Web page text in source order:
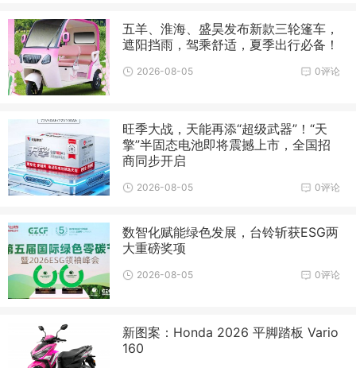
五羊、淮海、盛昊发布新款三轮篷车，
遮阳挡雨，驾乘舒适，夏季出行必备！
0评论
2026-08-05
旺季大战，天能再添“超级武器”！“天
擎”半固态电池即将震撼上市，全国招
商同步开启
0评论
2026-08-05
数智化赋能绿色发展，台铃斩获ESG两
大重磅奖项
0评论
2026-08-05
新图案：Honda 2026 平脚踏板 Vario
160